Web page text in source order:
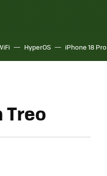
HyperOS iPhone 18 Pro
Treo